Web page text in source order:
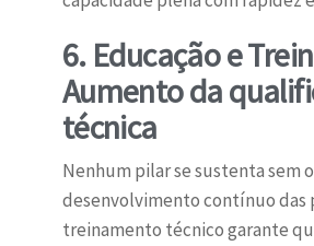
6. Educação e
Aumento da
técnica
Nenhum pilar se sustenta sem o
desenvolvimento contínuo das
treinamento técnico garante